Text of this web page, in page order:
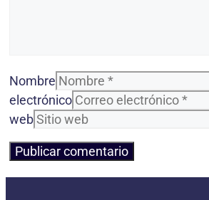
Nombre
electrónico
web